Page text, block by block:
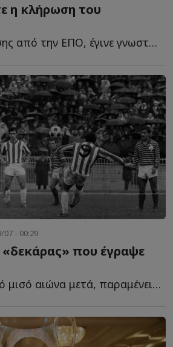
η κλήρωση του
Μέσω ανακοίνωσης από την ΕΠΟ, έγινε γνωστό το πότε θα π...
07 - 00:29
«δεκάρας» που έγραψε
Περισσότερο από μισό αιώνα μετά, παραμένει ένα από τ...